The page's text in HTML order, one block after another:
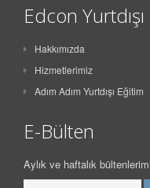
Edcon
Hakkımızda
Hizmetlerimiz
Adım Adım Yurtdışı Eğitim
E-Bülten
Aylık ve haftalık